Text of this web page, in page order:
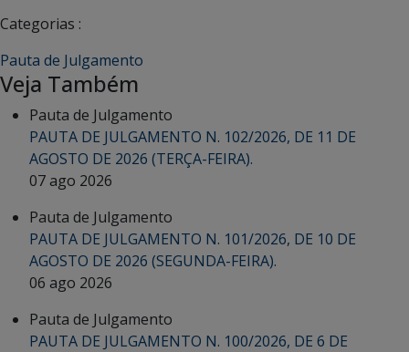
Categorias :
Pauta de Julgamento
Veja Também
Pauta de Julgamento
PAUTA DE JULGAMENTO N. 102/2026, DE 11 DE
AGOSTO DE 2026 (TERÇA-FEIRA).
07 ago 2026
Pauta de Julgamento
PAUTA DE JULGAMENTO N. 101/2026, DE 10 DE
AGOSTO DE 2026 (SEGUNDA-FEIRA).
06 ago 2026
Pauta de Julgamento
PAUTA DE JULGAMENTO N. 100/2026, DE 6 DE